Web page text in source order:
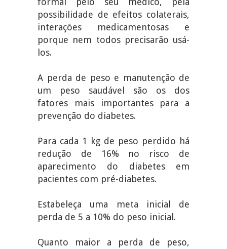
possibilidade de efeitos colaterais,
interações medicamentosas e
porque nem todos precisarão usá-
los.
A perda de peso e manutenção de
um peso saudável são os dos
fatores mais importantes para a
prevenção do diabetes.
Para cada 1 kg de peso perdido há
redução de 16% no risco de
aparecimento do diabetes em
pacientes com pré-diabetes.
Estabeleça uma meta inicial de
perda de 5 a 10% do peso inicial.
Quanto maior a perda de peso,